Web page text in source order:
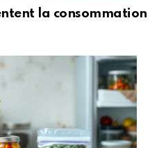
la consommation